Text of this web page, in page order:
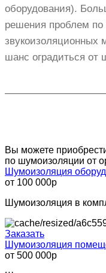
оборудования).
решения проблем
звукоизоляционных
шанс оградиться
Вы можете
по шумоизоляции от
Шумоизоляция
от 100 000р
Шумоизоляция в
Заказать
Шумоизоляция
от 500 000р